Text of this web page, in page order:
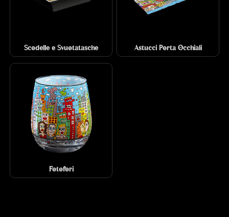
Scodelle e Svuotatasche Astucci Porta Occhiali
Fotofori